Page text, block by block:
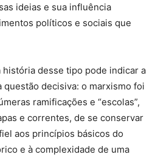
ideias e sua influência
políticos e sociais que
história desse tipo pode indicar a
questão decisiva: o marxismo foi
ramifi­cações e “escolas”,
e cor­rentes, de se conservar
aos princípios básicos do
e à complexidade de uma